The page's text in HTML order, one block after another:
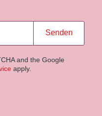
Senden
and the Google
apply.